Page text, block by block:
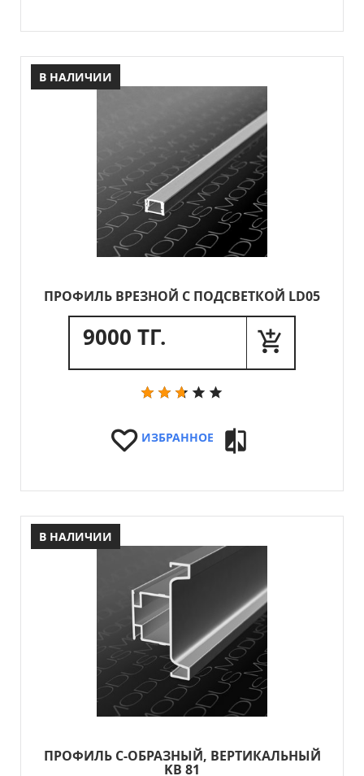
ПРОФИЛЬ ВРЕЗНОЙ С ПОДСВЕТКОЙ LD05
9000 ТГ.
ИЗБРАННОЕ
В НАЛИЧИИ
ПРОФИЛЬ C-ОБРАЗНЫЙ, ВЕРТИКАЛЬНЫЙ
KB 81
В НАЛИЧИИ